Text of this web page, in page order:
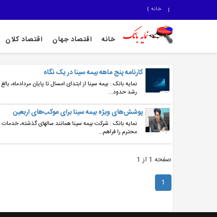
خانه }
خانه اقتصاد جهان اقتصاد کلان
کارنامه پنج ماهه بیمه سینا در یک نگاه
رشد حدود...
پوشش‌های ویژه بیمه سینا برای موکب‌های اربعین
نمایه بانک : شرکت بیمه سینا همانند سالهای گذشته، خدمات
محترم را فراهم...
صفحه 1 از 1
1